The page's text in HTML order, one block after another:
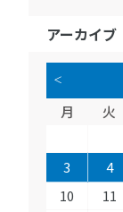
アーカイブ
月 火
3
4
10
11